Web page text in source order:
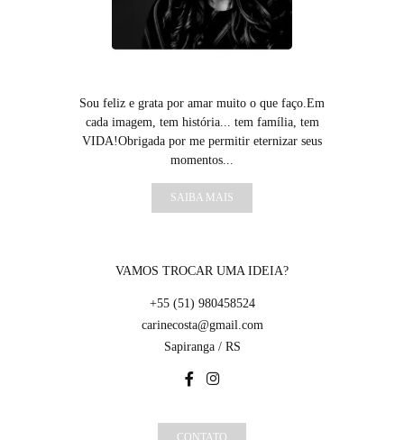
Sou feliz e grata por amar muito o que faço.Em
cada imagem, tem história... tem família, tem
VIDA!Obrigada por me permitir eternizar seus
momentos...
SAIBA MAIS
VAMOS TROCAR UMA IDEIA?
+55 (51) 980458524
carinecosta@gmail.com
Sapiranga / RS